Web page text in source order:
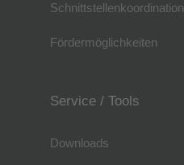
Schnittstellenkoordination
Fördermöglichkeiten
Service / Tools
Downloads